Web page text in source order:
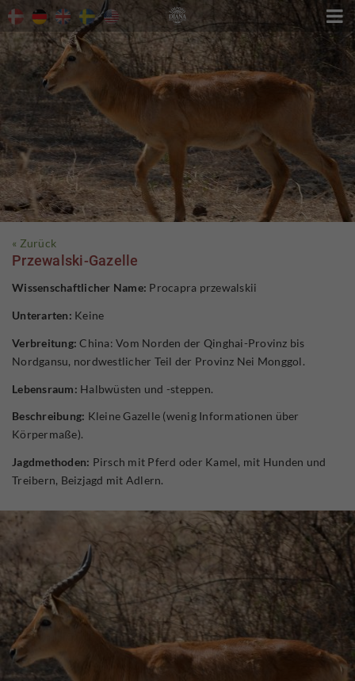

« Zurück
Przewalski-Gazelle
Wissenschaftlicher Name: Procapra przewalskii
Unterarten: Keine
Verbreitung: China: Vom Norden der Qinghai-Provinz bis
Nordgansu, nordwestlicher Teil der Provinz Nei Monggol.
Lebensraum: Halbwüsten und -steppen.
Beschreibung: Kleine Gazelle (wenig Informationen über
Körpermaße).
Jagdmethoden: Pirsch mit Pferd oder Kamel, mit Hunden und
Treibern, Beizjagd mit Adlern.